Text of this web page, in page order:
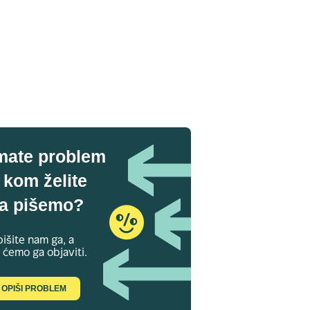
problem
kom želite
pišemo?
nam ga, a
ćemo ga objaviti.
OPIŠI PROBLEM